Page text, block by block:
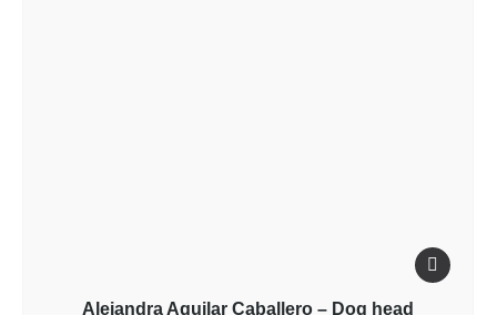
Alejandra Aguilar Caballero – Dog head